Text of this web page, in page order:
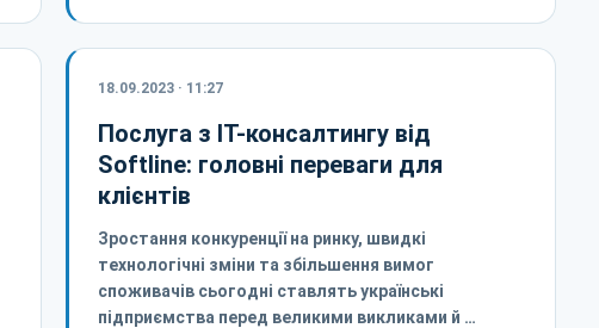
18.09.2023 · 11:27
Послуга з ІТ-консалтингу від
Softline: головні переваги для
клієнтів
Зростання конкуренції на ринку, швидкі
технологічні зміни та збільшення вимог
споживачів сьогодні ставлять українські
підприємства перед великими викликами й …